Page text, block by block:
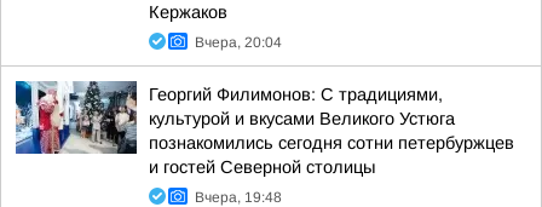
Кержаков
Вчера, 20:04
Георгий Филимонов: С традициями,
культурой и вкусами Великого Устюга
познакомились сегодня сотни петербуржцев
и гостей Северной столицы
Вчера, 19:48